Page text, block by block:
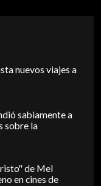
nuevos viajes a
sabiamente a
sobre la
de Mel
en cines de